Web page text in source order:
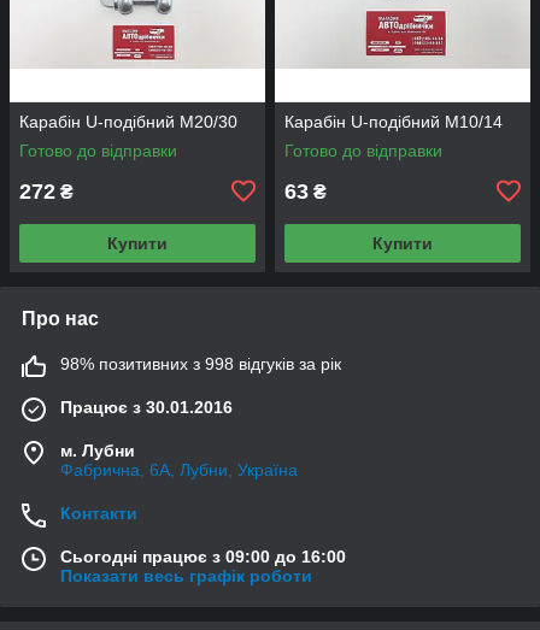
Карабін U-подібний M20/30
Готово до відправки
272 ₴
Купити
Карабін U-подібний M10/14
Готово до відправки
63 ₴
Купити
Про нас
98% позитивних з 998 відгуків за рік
Працює з 30.01.2016
м. Лубни
Фабрична, 6А, Лубни, Україна
Контакти
Сьогодні працює з 09:00 до 16:00
Показати весь графік роботи